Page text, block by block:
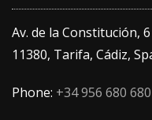
Av. de la Constitución, 6
11380, Tarifa, Cádiz,
Phone: +34 956 680 680